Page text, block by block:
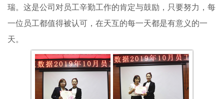
瑞。这是公司对员工辛勤工作的肯定与鼓励，只要努力，每
一位员工都值得被认可，在天互的每一天都是有意义的一
天。